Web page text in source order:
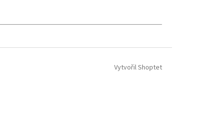
Vytvořil Shoptet